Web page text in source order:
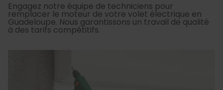
Engagez notre équipe de techniciens pour
remplacer le moteur de votre volet électrique en
Guadeloupe. Nous garantissons un travail de qualité
à des tarifs compétitifs.